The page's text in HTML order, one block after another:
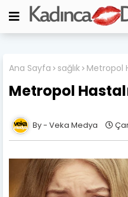
Ana Sayfa sağlık Metropol
Metropol
Veka Medya